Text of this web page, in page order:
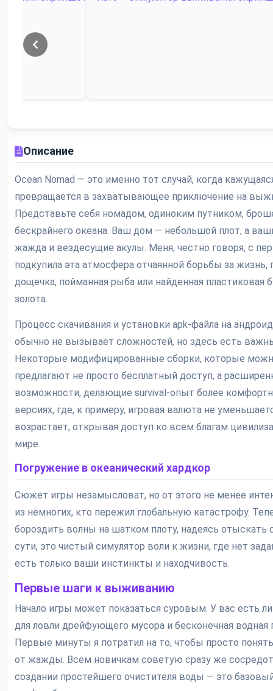
Описание
Ocean Nomad — это именно тот случай, когда
превращается в захватывающее приключение на
Представьте себя номадом, одиноким путником,
бескрайнего океана. Ваш дом — небольшой плот, а
жажда и вездесущие акулы. Меня, честно говоря, с
подкупила эта атмосфера отчаянной борьбы за жизнь,
дощечка, пойманная рыба или найденная пластиковая
золота.
Процесс скачивания и установки apk-файла на
обычно не вызывает сложностей, но здесь есть
Некоторые модифицированные сборки, которые
предлагают не просто бесплатный доступ, а
возможности, делающие survival-опыт более
версиях, где, к примеру, игровая валюта не
возрастает, открывая доступ ко всем благам
мире.
Погружение в океанический хардкор
Сюжет игры незамысловат, но от этого не менее
из немногих, кто пережил глобальную катастрофу.
бороздить волны на шатком плоту, надеясь
сути, это чистый симулятор воли к жизни, где нет
есть только ваши инстинкты и находчивость.
Первые шаги к выживанию
Начало игры может показаться суровым. У вас есть
для ловли дрейфующего мусора и бесконечная водная
Первые минуты я потратил на то, чтобы просто
от жажды. Всем новичкам советую сразу же
создании простейшего очистителя воды — это